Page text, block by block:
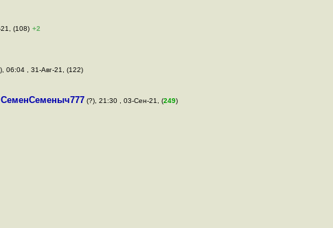
(108) +2
06:04 , 31-Авг-21, (122)
СеменСеменыч777 (?), 21:30 , 03-Сен-21, (249)